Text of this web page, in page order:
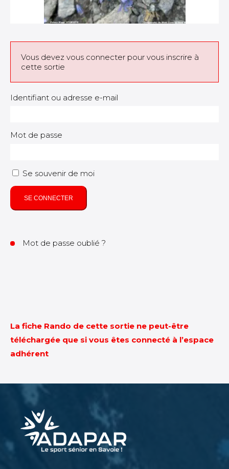
Vous devez vous connecter pour vous inscrire à
cette sortie
Identifiant ou adresse e-mail
Mot de passe
Se souvenir de moi
SE CONNECTER
Mot de passe oublié ?
La fiche Rando de cette sortie ne peut-être
téléchargée que si vous êtes connecté à l’espace
adhérent